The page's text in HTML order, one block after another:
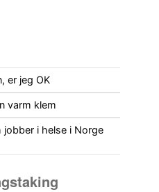
er jeg OK
varm klem
jobber i helse i Norge